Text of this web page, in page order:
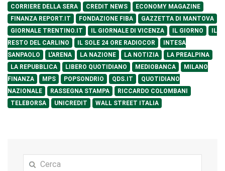
CORRIERE DELLA SERA
CREDIT NEWS
ECONOMY MAGAZINE
FINANZA REPORT.IT
FONDAZIONE FIBA
GAZZETTA DI MANTOVA
GIORNALE TRENTINO.IT
IL GIORNALE DI VICENZA IL GIORNO
IL
RESTO DEL CARLINO
IL SOLE 24 ORE RADIOCOR
INTESA
SANPAOLO
L'ARENA LA NAZIONE LA NOTIZIA
LA PREALPINA
LA REPUBBLICA
LIBERO QUOTIDIANO MEDIOBANCA
MILANO
FINANZA
MPS POPSONDRIO QDS.IT
QUOTIDIANO
NAZIONALE
RASSEGNA STAMPA
RICCARDO COLOMBANI
TELEBORSA
UNICREDIT WALL STREET ITALIA